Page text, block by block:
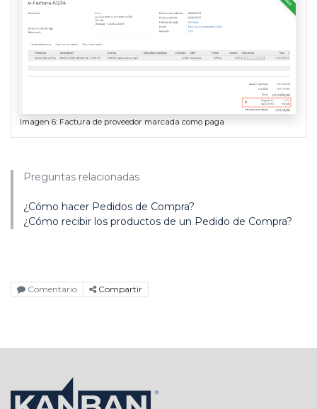
Imagen 6: Factura de proveedor marcada como paga
Preguntas relacionadas
¿Cómo hacer Pedidos de Compra?
¿Cómo recibir los productos de un Pedido de Compra?
Comentario Compartir